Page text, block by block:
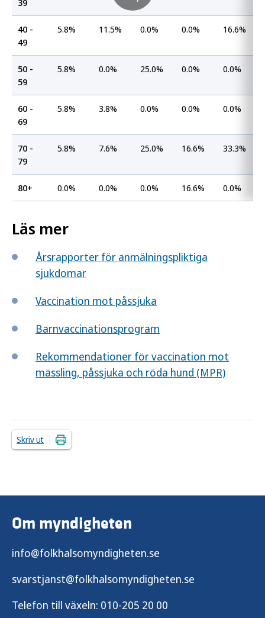
39
40 -
49
5.8% 11.5% 0.0% 0.0% 16.6%
50 -
59
5.8% 0.0% 25.0% 0.0% 0.0%
60 -
69
5.8% 3.8% 0.0% 0.0% 0.0%
70 -
79
5.8% 7.6% 25.0% 16.6% 33.3%
80+ 0.0% 0.0% 0.0% 16.6% 0.0%
Läs mer
Årsrapporter för anmälningspliktiga
sjukdomar
Vaccination mot påssjuka
Barnvaccinationsprogram
Rekommendationer för vaccination mot
mässling, påssjuka och röda hund (MPR)
Skriv ut
Om myndigheten
info@folkhalsomyndigheten.se
svarstjanst@folkhalsomyndigheten.se
Telefon till växeln: 010-205 20 00